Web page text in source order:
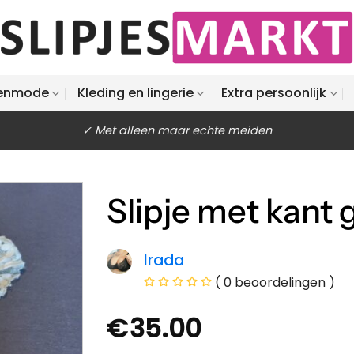
Kleding en lingerie Extra persoonlijk
✓ Met alleen maar echte meiden
Slipje met kant
Irada
( 0 beoordelingen )
€35.00